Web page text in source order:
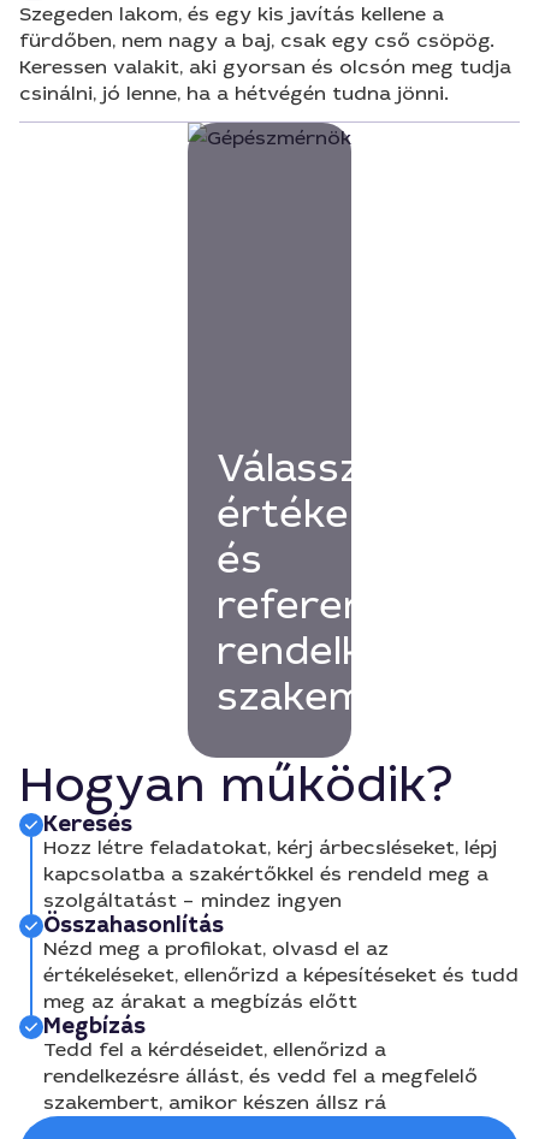
Szegeden lakom, és egy kis javítás kellene a
fürdőben, nem nagy a baj, csak egy cső csöpög.
Keressen valakit, aki gyorsan és olcsón meg tudja
csinálni, jó lenne, ha a hétvégén tudna jönni.
Válassz
értékelésekkel
és
referenciákkal
rendelkező
szakembert!
Hogyan működik?
Keresés
Hozz létre feladatokat, kérj árbecsléseket, lépj
kapcsolatba a szakértőkkel és rendeld meg a
szolgáltatást – mindez ingyen
Összahasonlítás
Nézd meg a profilokat, olvasd el az
értékeléseket, ellenőrizd a képesítéseket és tudd
meg az árakat a megbízás előtt
Megbízás
Tedd fel a kérdéseidet, ellenőrizd a
rendelkezésre állást, és vedd fel a megfelelő
szakembert, amikor készen állsz rá